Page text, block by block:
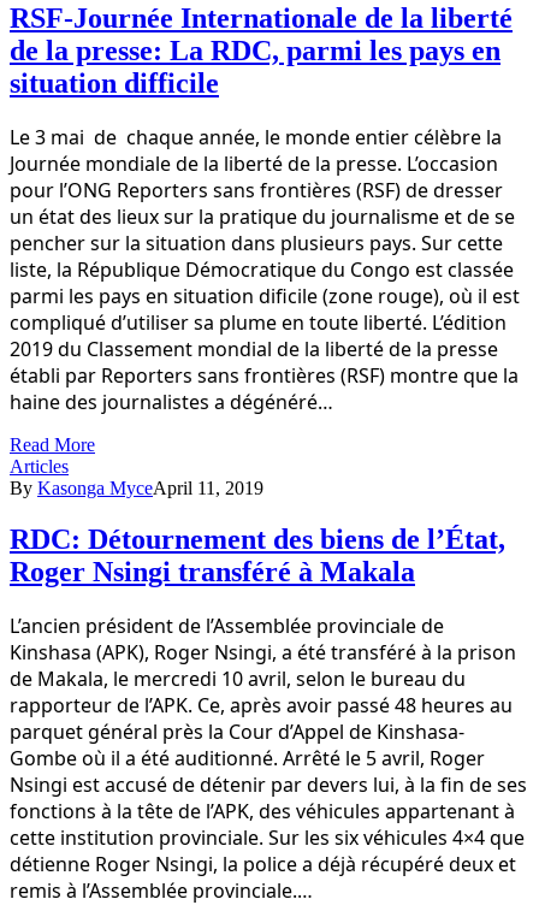
RSF-Journée Internationale de la liberté
de la presse: La RDC, parmi les pays en
situation difficile
Le 3 mai de chaque année, le monde entier célèbre la
Journée mondiale de la liberté de la presse. L’occasion
pour l’ONG Reporters sans frontières (RSF) de dresser
un état des lieux sur la pratique du journalisme et de se
pencher sur la situation dans plusieurs pays. Sur cette
liste, la République Démocratique du Congo est classée
parmi les pays en situation dificile (zone rouge), où il est
compliqué d’utiliser sa plume en toute liberté. L’édition
2019 du Classement mondial de la liberté de la presse
établi par Reporters sans frontières (RSF) montre que la
haine des journalistes a dégénéré…
Read More
Articles
By Kasonga MyceApril 11, 2019
RDC: Détournement des biens de l’État,
Roger Nsingi transféré à Makala
L’ancien président de l’Assemblée provinciale de
Kinshasa (APK), Roger Nsingi, a été transféré à la prison
de Makala, le mercredi 10 avril, selon le bureau du
rapporteur de l’APK. Ce, après avoir passé 48 heures au
parquet général près la Cour d’Appel de Kinshasa-
Gombe où il a été auditionné. Arrêté le 5 avril, Roger
Nsingi est accusé de détenir par devers lui, à la fin de ses
fonctions à la tête de l’APK, des véhicules appartenant à
cette institution provinciale. Sur les six véhicules 4×4 que
détienne Roger Nsingi, la police a déjà récupéré deux et
remis à l’Assemblée provinciale.…